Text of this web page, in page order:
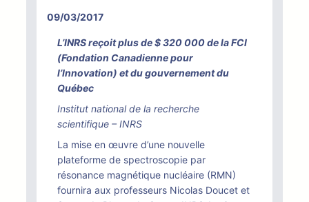
09/03/2017
L’INRS reçoit plus de $ 320 000 de la FCI
(Fondation Canadienne pour
l’Innovation) et du gouvernement du
Québec
Institut national de la recherche
scientifique – INRS
La mise en œuvre d’une nouvelle
plateforme de spectroscopie par
résonance magnétique nucléaire (RMN)
fournira aux professeurs Nicolas Doucet et